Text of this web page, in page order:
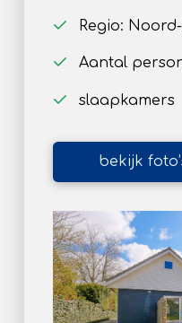
Regio:
Aantal
slaapkamers
bekijk